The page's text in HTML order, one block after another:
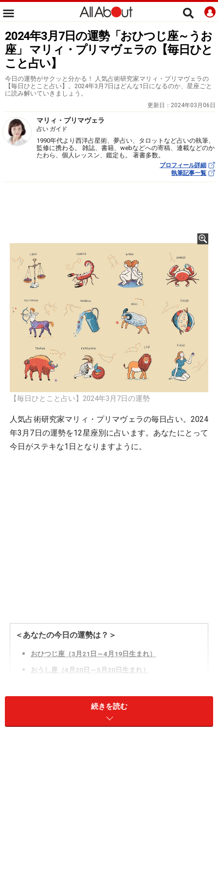
2024年3月7日の運勢「おひつじ座～うお
座」 マリィ・プリマヴェラの【毎日ひと
こと占い】
今日の運勢がサクッと分かる！ 人気占術研究家マリィ・プリマヴェラの
【毎日ひとこと占い】。2024年3月7日はどんな1日になるのか、星座ごと
に読み解いていきましょう。
更新日： 2024年03月06日
マリィ・プリマヴェラ
占い ガイド
1990年代より西洋占星術、夢占い、タロットなど占いの執筆、
監修に携わる。 雑誌、書籍、webなどへの寄稿、連載などのか
たわら、個人レッスン、鑑定も。 著書多数。
プロフィール詳細
執筆記事一覧
【毎日ひとこと占い】2024年3月7日の運勢
人気占術研究家マリィ・プリマヴェラの毎日占い。2024
年3月7日の運勢を12星座別に占います。あなたにとって
今日がステキな1日となりますように。
＜あなたの今日の運勢は？＞
おひつじ座（3月21日～4月19日生まれ）
おうし座（4月20日～5月20日生まれ）
2024年3月6日の運勢「かに座」
しし座（7月23日～8月22日生まれ）
続きを読む